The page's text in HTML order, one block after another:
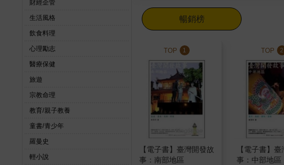
財經企管
生活風格
飲食料理
心理勵志
醫療保健
旅遊
宗教命理
教育/親子教養
童書/青少年
羅曼史
輕小說
暢銷榜
TOP 1
【電子書】臺灣開發故
事：南部地區
TOP 2
【電子書】
事：中部地區